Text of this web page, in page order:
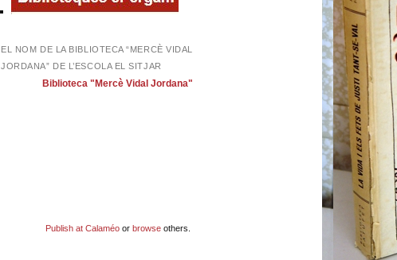
EL NOM DE LA BIBLIOTECA “MERCÈ VIDAL
JORDANA” DE L’ESCOLA EL SITJAR
Biblioteca "Mercè Vidal Jordana"
Publish at Calaméoor browseothers.